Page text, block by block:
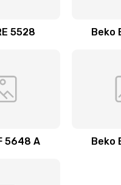
1000 руб.
5528 Beko
5648 A Beko